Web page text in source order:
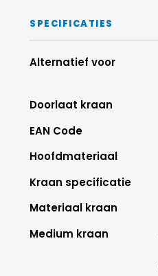
SPECIFICATIES
Alternatief voor
Doorlaat kraan
EAN Code
Hoofdmateriaal
Kraan specificatie
Materiaal kraan
Medium kraan